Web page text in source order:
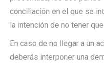
conciliación en el que se
la intención de no tener
En caso de no llegar a un
deberás interponer una